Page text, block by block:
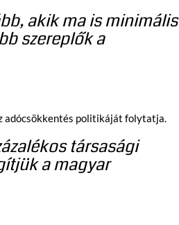
akik ma is minimális
szereplők a
adócsökkentés politikáját folytatja.
társasági
a magyar